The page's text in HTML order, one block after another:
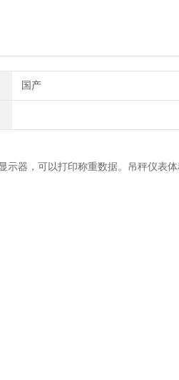
国产
示器，可以打印称重数据。吊秤仪表